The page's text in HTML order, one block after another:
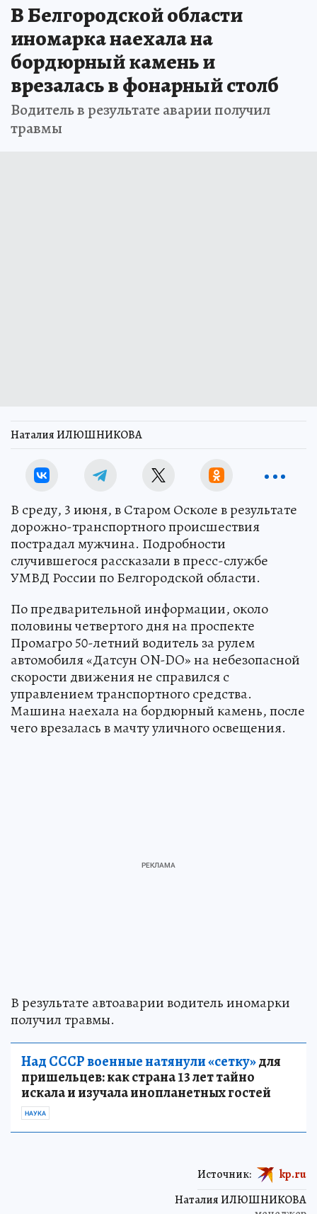
В Белгородской области
иномарка наехала на
бордюрный камень и
врезалась в фонарный столб
Водитель в результате аварии получил
травмы
Наталия ИЛЮШНИКОВА
В среду, 3 июня, в Старом Осколе в результате
дорожно-транспортного происшествия
пострадал мужчина. Подробности
случившегося рассказали в пресс-службе
УМВД России по Белгородской области.
По предварительной информации, около
половины четвертого дня на проспекте
Промагро 50-летний водитель за рулем
автомобиля «Датсун ON-DO» на небезопасной
скорости движения не справился с
управлением транспортного средства.
Машина наехала на бордюрный камень, после
чего врезалась в мачту уличного освещения.
В результате автоаварии водитель иномарки
получил травмы.
Над СССР военные натянули «сетку»для
пришельцев: как страна 13 лет тайно
искала и изучала инопланетных гостей
НАУКА
Наталия ИЛЮШНИКОВА
Источник: kp.ru